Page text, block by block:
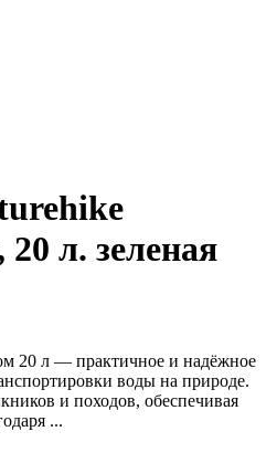
л. зеленая
20 л — практичное и надёжное
воды на природе.
и походов, обеспечивая
...